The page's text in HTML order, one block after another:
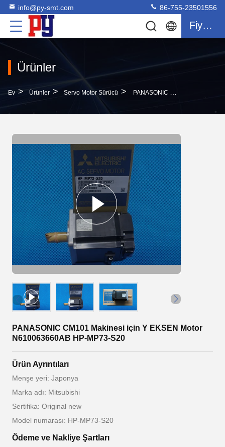
info@py-smt.com 86-755-23501556
Fiyat Teklifi
Ürünler
Ev > Ürünler > Servo Motor Sürücü > PANASONIC CM101 Makinesi Için Y EKSEN Motor N610063660AB HP-MP73-S20
PANASONIC CM101 Makinesi için Y EKSEN Motor
N610063660AB HP-MP73-S20
Ürün Ayrıntıları
Menşe yeri: Japonya
Marka adı: Mitsubishi
Sertifika: Original new
Model numarası: HP-MP73-S20
Ödeme ve Nakliye Şartları